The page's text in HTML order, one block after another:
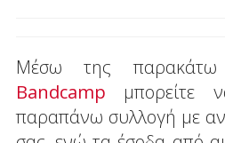
Μέσω της παρακάτω
Bandcamp μπορείτε
παραπάνω συλλογή με